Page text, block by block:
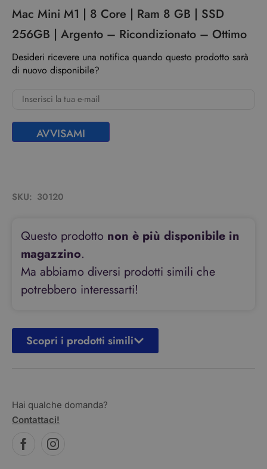
Mac Mini M1 | 8 Core | Ram 8 GB | SSD
256GB | Argento – Ricondizionato – Ottimo
Desideri ricevere una notifica quando questo prodotto sarà
di nuovo disponibile?
AVVISAMI
SKU: 30120
Questo prodotto non è più disponibile in
magazzino.
Ma abbiamo diversi prodotti simili che
potrebbero interessarti!
Scopri i prodotti simili
Hai qualche domanda?
Contattaci!